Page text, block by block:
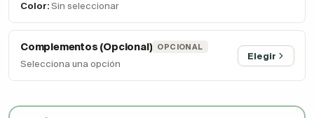
Color: Sin seleccionar
Complementos (Opcional) OPCIONAL
Selecciona una opción
Elegir